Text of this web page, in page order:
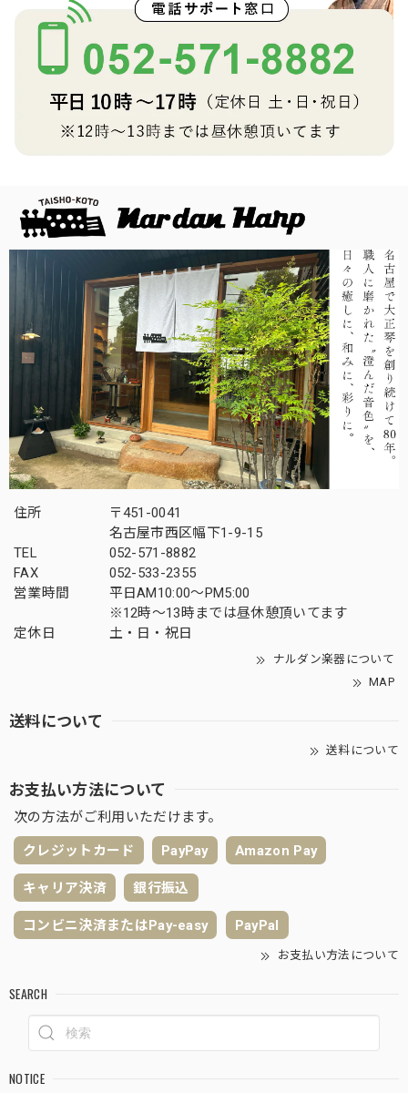
住所
〒451-0041
名古屋市西区幅下1-9-15
TEL
052-571-8882
FAX
052-533-2355
営業時間
平日AM10:00～PM5:00
※12時～13時までは昼休憩頂いてます
定休日
土・日・祝日
ナルダン楽器について
MAP
送料について
送料について
お支払い方法について
次の方法がご利用いただけます。
クレジットカード PayPay Amazon Pay
キャリア決済 銀行振込
コンビニ決済またはPay-easy PayPal
お支払い方法について
SEARCH
NOTICE